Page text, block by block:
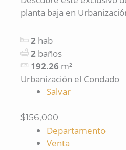
planta baja en
2 hab
2 baños
192.26 m²
Urbanización el Condado
Salvar
$156,000
Departamento
Venta